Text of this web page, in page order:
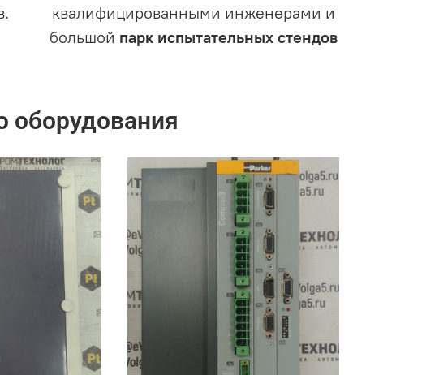
квалифицированными инженерами и
большой парк испытательных стендов